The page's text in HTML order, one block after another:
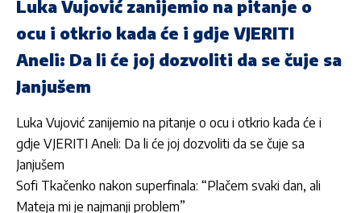
Luka Vujović zanijemio na pitanje o
ocu i otkrio kada će i gdje VJERITI
Aneli: Da li će joj dozvoliti da se čuje sa
Janjušem
Luka Vujović zanijemio na pitanje o ocu i otkrio kada će i
gdje VJERITI Aneli: Da li će joj dozvoliti da se čuje sa
Janjušem
Sofi Tkačenko nakon superfinala: “Plačem svaki dan, ali
Mateja mi je najmanji problem”